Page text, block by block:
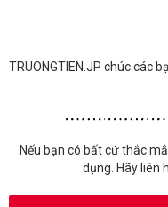
TRUONGTIEN.JP chúc các
Nếu bạn có bất cứ thắc
dụng. Hãy liên